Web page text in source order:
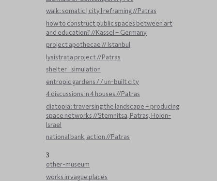
walk: somatic | city | reframing //Patras
how to construct public spaces between art
and education? //Kassel – Germany
project apothecae // Istanbul
lysistrata project //Patras
shelter _ simulation
entropic gardens / / un-built city
4 discussions in 4 houses //Patras
diatopia: traversing the landscape – producing
space networks //Stemnitsa, Patras, Holon-
Israel
national bank, action //Patras
3
other-museum
works in vague places